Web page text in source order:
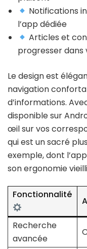
Notifications
l’app dédiée
Articles et
progresser
Le design est
navigation
d’informations.
disponible sur
œil sur vos
qui est un sacré
exemple, dont
son ergonomie
Fonctionnalité
Recherche
avancée